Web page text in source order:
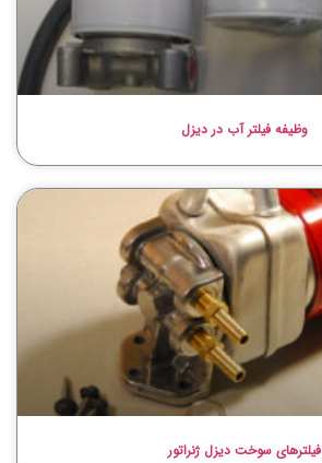
وظیفه فیلتر آب در دیزل
فیلترهای سوخت دیزل ژنراتور